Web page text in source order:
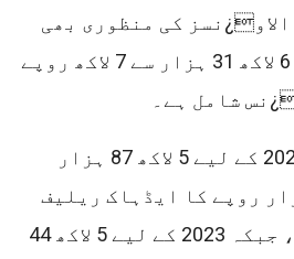
کی منظوری بھی
دی، جس میں ماہانہ 6 لاکھ 31 ہزار سے 7 لاکھ روپے
شامل ہے۔
نیپرا افسران نے 2024 کے لیے 5 لاکھ 87 ہزار
سے 6 لاکھ 50 ہزار روپے کا ایڈہاک ریلیف
بھی حاصل کرلیا ہے، جبکہ 2023 کے لیے 5 لاکھ 44